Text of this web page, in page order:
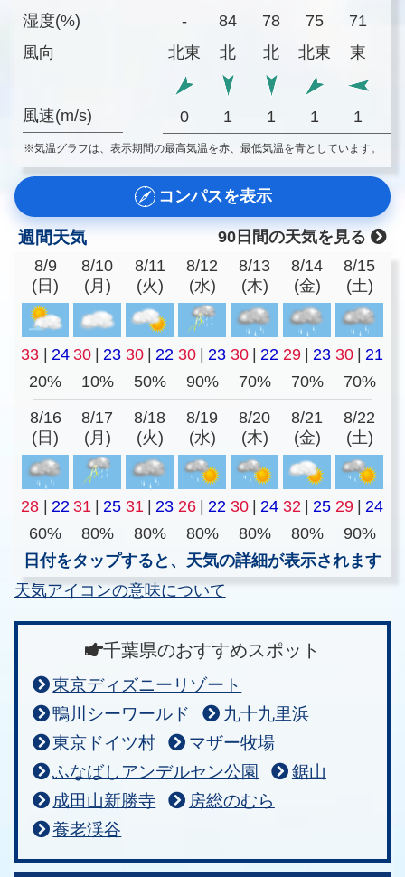
湿度(%)
風向
風速(m/s)
-
84 78 75 71
北東
北 北 北東 東
0 1 1 1 1
※気温グラフは、表示期間の最高気温を赤、最低気温を青としています。
コンパスを表示
週間天気
90日間の天気を見る
8/9
(日)
8/10
(月)
8/11
(火)
8/12
(水)
8/13
(木)
8/14
(金)
8/15
(土)
33 | 24 30 | 23 30 | 22 30 | 23 30 | 22 29 | 23 30 | 21
20%
10% 50% 90% 70% 70% 70%
8/16
(日)
8/17
(月)
8/18
(火)
8/19
(水)
8/20
(木)
8/21
(金)
8/22
(土)
28 | 22 31 | 25 31 | 23 26 | 22 30 | 24 32 | 25 29 | 24
60%
80% 80% 80% 80% 80%
90%
日付をタップすると、天気の詳細が表示されます
天気アイコンの意味について
千葉県のおすすめスポット
東京ディズニーリゾート
鴨川シーワールド
九十九里浜
東京ドイツ村
マザー牧場
ふなばしアンデルセン公園
鋸山
成田山新勝寺
房総のむら
養老渓谷